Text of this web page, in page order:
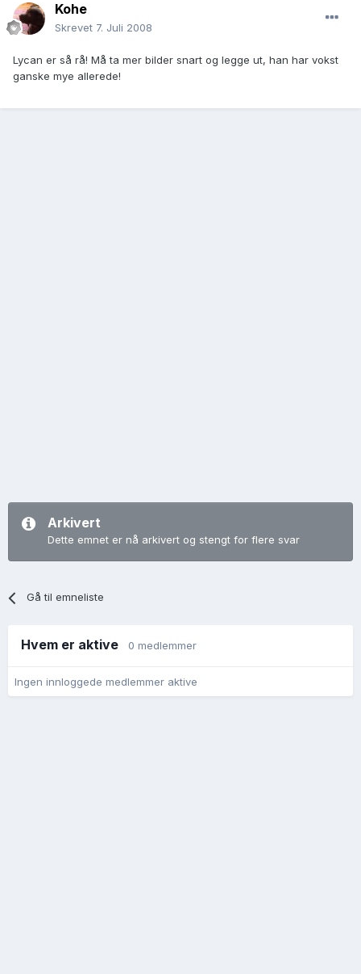
Kohe
Skrevet 7. Juli 2008
Lycan er så rå! Må ta mer bilder snart og legge ut, han har vokst
ganske mye allerede!
Arkivert
Dette emnet er nå arkivert og stengt for flere svar
Gå til emneliste
Hvem er aktive 0 medlemmer
Ingen innloggede medlemmer aktive